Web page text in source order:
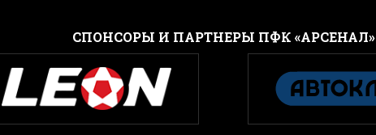
CПОНСОРЫ И ПАРТНЕРЫ ПФК «АРСЕНАЛ»